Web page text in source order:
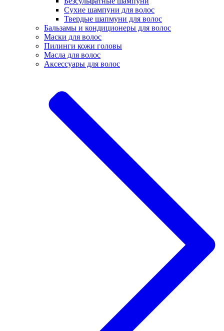
Сухие шампуни для волос
Твердые шапмуни для волос
Бальзамы и кондиционеры для волос
Маски для волос
Пилинги кожи головы
Масла для волос
Аксессуары для волос